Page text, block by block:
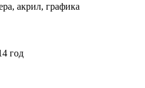
акрил, графика
год